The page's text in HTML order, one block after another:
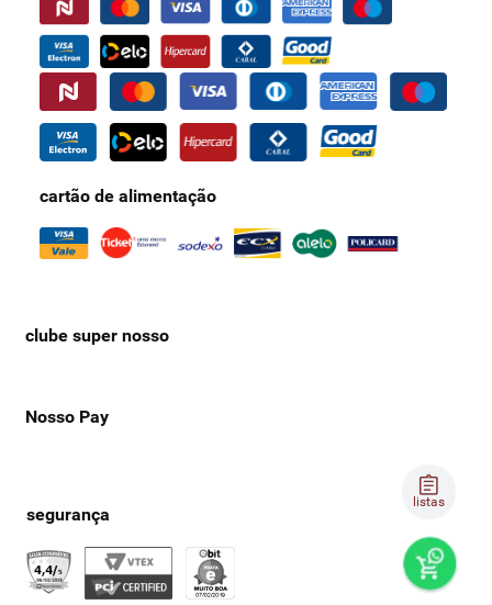
listas
cartão de alimentação
clube super nosso
Nosso Pay